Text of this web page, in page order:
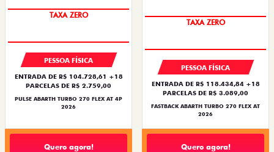
TAXA ZERO
PESSOA FÍSICA
ENTRADA DE R$ 104.728,61 +18
PARCELAS DE R$ 2.759,00
PULSE ABARTH TURBO 270 FLEX AT 4P
2026
Quero agora!
TAXA ZERO
PESSOA FÍSICA
ENTRADA DE R$ 118.434,84 +18
PARCELAS DE R$ 3.089,00
FASTBACK ABARTH TURBO 270 FLEX AT
2026
Quero agora!